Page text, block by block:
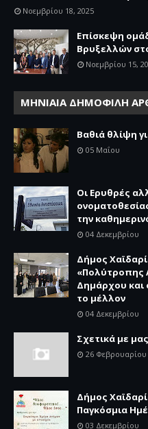
Νοεμβρίου 18, 2025
Επίσκεψη
Βρυξελλών
Νοεμβρίου 15,
ΜΗΝΙΑΙΑ ΔΗΜΟΦΙΛΗ
Βαθιά θλίψη
05 Μαΐου
Οι Ερυθρές
την
04 Δεκεμβρίου
Δήμος
«Πολύτροπης
Δημάρχου και
το μέλλον
04 Δεκεμβρίου
Σχετικά με μας
26 Φεβρουαρίου
Δήμος
Παγκόσμια
03 Δεκεμβρίου